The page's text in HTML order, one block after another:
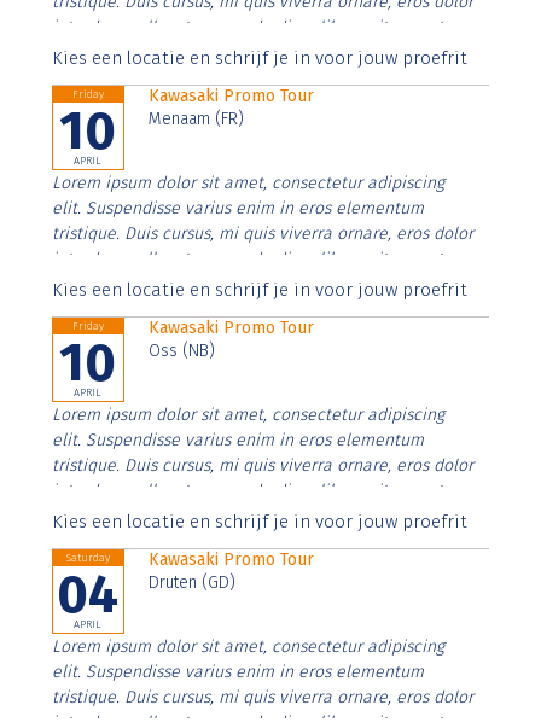
interdum nulla, ut commodo diam libero vitae erat.
Aenean faucibus nibh et justo cursus id rutrum lorem
Kies een locatie en schrijf je in voor jouw proefrit
Friday
10
APRIL
Kawasaki Promo Tour
Menaam (FR)
Lorem ipsum dolor sit amet, consectetur adipiscing
elit. Suspendisse varius enim in eros elementum
tristique. Duis cursus, mi quis viverra ornare, eros dolor
interdum nulla, ut commodo diam libero vitae erat.
Aenean faucibus nibh et justo cursus id rutrum lorem
Kies een locatie en schrijf je in voor jouw proefrit
Friday
10
APRIL
Kawasaki Promo Tour
Oss (NB)
Lorem ipsum dolor sit amet, consectetur adipiscing
elit. Suspendisse varius enim in eros elementum
tristique. Duis cursus, mi quis viverra ornare, eros dolor
interdum nulla, ut commodo diam libero vitae erat.
Aenean faucibus nibh et justo cursus id rutrum lorem
Kies een locatie en schrijf je in voor jouw proefrit
Saturday
04
APRIL
Kawasaki Promo Tour
Druten (GD)
Lorem ipsum dolor sit amet, consectetur adipiscing
elit. Suspendisse varius enim in eros elementum
tristique. Duis cursus, mi quis viverra ornare, eros dolor